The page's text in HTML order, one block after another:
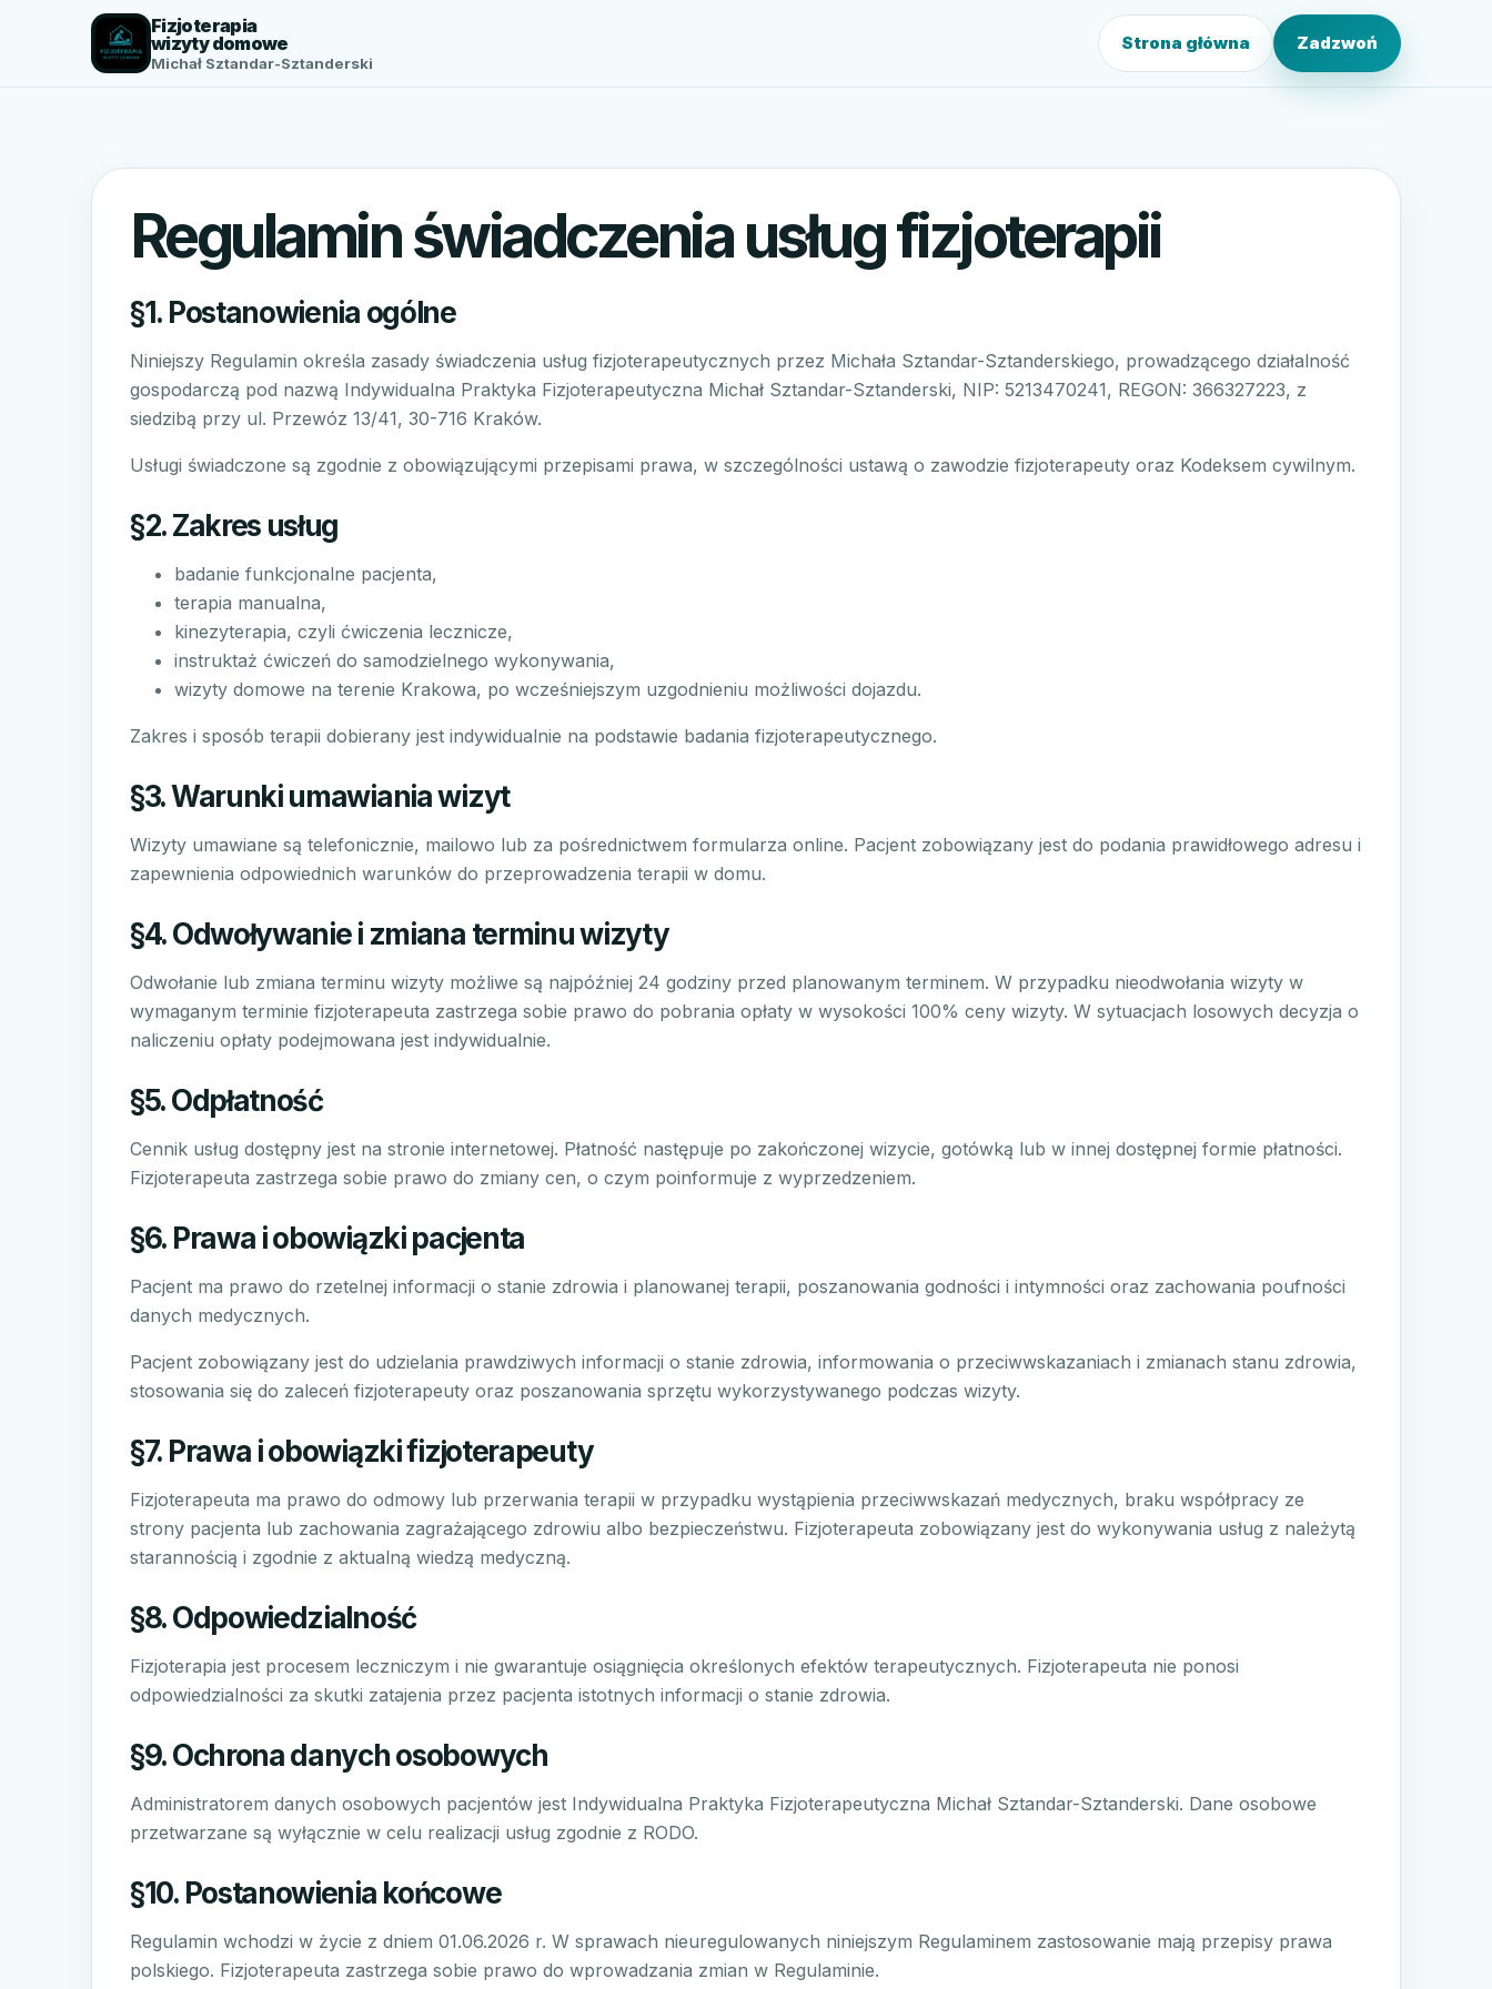
Fizjoterapia
wizyty domowe
Michał Sztandar-Sztanderski
Strona główna Zadzwoń
Regulamin świadczenia usług fizjoterapii
§1. Postanowienia ogólne
Niniejszy Regulamin określa zasady świadczenia usług fizjoterapeutycznych przez Michała Sztandar-Sztanderskiego, prowadzącego działalność
gospodarczą pod nazwą Indywidualna Praktyka Fizjoterapeutyczna Michał Sztandar-Sztanderski, NIP: 5213470241, REGON: 366327223, z
siedzibą przy ul. Przewóz 13/41, 30-716 Kraków.
Usługi świadczone są zgodnie z obowiązującymi przepisami prawa, w szczególności ustawą o zawodzie fizjoterapeuty oraz Kodeksem cywilnym.
§2. Zakres usług
badanie funkcjonalne pacjenta,
terapia manualna,
kinezyterapia, czyli ćwiczenia lecznicze,
instruktaż ćwiczeń do samodzielnego wykonywania,
wizyty domowe na terenie Krakowa, po wcześniejszym uzgodnieniu możliwości dojazdu.
Zakres i sposób terapii dobierany jest indywidualnie na podstawie badania fizjoterapeutycznego.
§3. Warunki umawiania wizyt
Wizyty umawiane są telefonicznie, mailowo lub za pośrednictwem formularza online. Pacjent zobowiązany jest do podania prawidłowego adresu i
zapewnienia odpowiednich warunków do przeprowadzenia terapii w domu.
§4. Odwoływanie i zmiana terminu wizyty
Odwołanie lub zmiana terminu wizyty możliwe są najpóźniej 24 godziny przed planowanym terminem. W przypadku nieodwołania wizyty w
wymaganym terminie fizjoterapeuta zastrzega sobie prawo do pobrania opłaty w wysokości 100% ceny wizyty. W sytuacjach losowych decyzja o
naliczeniu opłaty podejmowana jest indywidualnie.
§5. Odpłatność
Cennik usług dostępny jest na stronie internetowej. Płatność następuje po zakończonej wizycie, gotówką lub w innej dostępnej formie płatności.
Fizjoterapeuta zastrzega sobie prawo do zmiany cen, o czym poinformuje z wyprzedzeniem.
§6. Prawa i obowiązki pacjenta
Pacjent ma prawo do rzetelnej informacji o stanie zdrowia i planowanej terapii, poszanowania godności i intymności oraz zachowania poufności
danych medycznych.
Pacjent zobowiązany jest do udzielania prawdziwych informacji o stanie zdrowia, informowania o przeciwwskazaniach i zmianach stanu zdrowia,
stosowania się do zaleceń fizjoterapeuty oraz poszanowania sprzętu wykorzystywanego podczas wizyty.
§7. Prawa i obowiązki fizjoterapeuty
Fizjoterapeuta ma prawo do odmowy lub przerwania terapii w przypadku wystąpienia przeciwwskazań medycznych, braku współpracy ze
strony pacjenta lub zachowania zagrażającego zdrowiu albo bezpieczeństwu. Fizjoterapeuta zobowiązany jest do wykonywania usług z należytą
starannością i zgodnie z aktualną wiedzą medyczną.
§8. Odpowiedzialność
Fizjoterapia jest procesem leczniczym i nie gwarantuje osiągnięcia określonych efektów terapeutycznych. Fizjoterapeuta nie ponosi
odpowiedzialności za skutki zatajenia przez pacjenta istotnych informacji o stanie zdrowia.
§9. Ochrona danych osobowych
Administratorem danych osobowych pacjentów jest Indywidualna Praktyka Fizjoterapeutyczna Michał Sztandar-Sztanderski. Dane osobowe
przetwarzane są wyłącznie w celu realizacji usług zgodnie z RODO.
§10. Postanowienia końcowe
Regulamin wchodzi w życie z dniem 01.06.2026 r. W sprawach nieuregulowanych niniejszym Regulaminem zastosowanie mają przepisy prawa
polskiego. Fizjoterapeuta zastrzega sobie prawo do wprowadzania zmian w Regulaminie.